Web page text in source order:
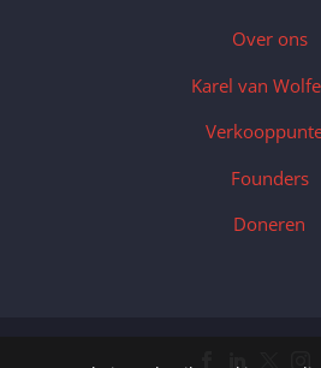
Over ons
Karel van
Founders
Doneren